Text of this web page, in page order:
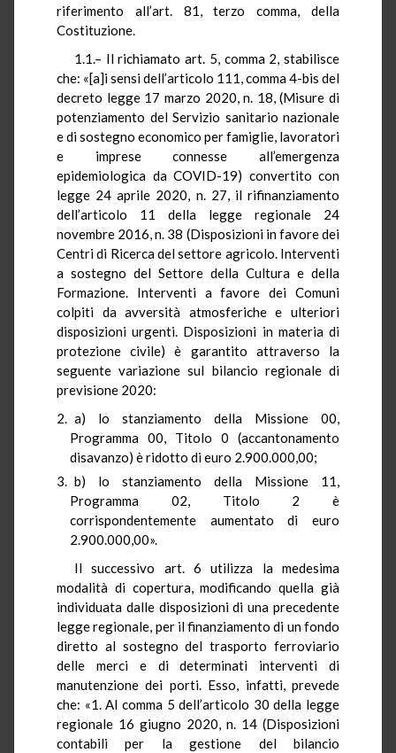
riferimento all’art. 81, terzo comma, della
Costituzione.
1.1.– Il richiamato art. 5, comma 2, stabilisce
che: «[a]i sensi dell’articolo 111, comma 4-bis del
decreto legge 17 marzo 2020, n. 18, (Misure di
potenziamento del Servizio sanitario nazionale
e di sostegno economico per famiglie, lavoratori
e imprese connesse all’emergenza
epidemiologica da COVID-19) convertito con
legge 24 aprile 2020, n. 27, il rifinanziamento
dell’articolo 11 della legge regionale 24
novembre 2016, n. 38 (Disposizioni in favore dei
Centri di Ricerca del settore agricolo. Interventi
a sostegno del Settore della Cultura e della
Formazione. Interventi a favore dei Comuni
colpiti da avversità atmosferiche e ulteriori
disposizioni urgenti. Disposizioni in materia di
protezione civile) è garantito attraverso la
seguente variazione sul bilancio regionale di
previsione 2020:
a) lo stanziamento della Missione 00,
Programma 00, Titolo 0 (accantonamento
disavanzo) è ridotto di euro 2.900.000,00;
b) lo stanziamento della Missione 11,
Programma 02, Titolo 2 è
corrispondentemente aumentato di euro
2.900.000,00».
Il successivo art. 6 utilizza la medesima
modalità di copertura, modificando quella già
individuata dalle disposizioni di una precedente
legge regionale, per il finanziamento di un fondo
diretto al sostegno del trasporto ferroviario
delle merci e di determinati interventi di
manutenzione dei porti. Esso, infatti, prevede
che: «1. Al comma 5 dell’articolo 30 della legge
regionale 16 giugno 2020, n. 14 (Disposizioni
contabili per la gestione del bilancio